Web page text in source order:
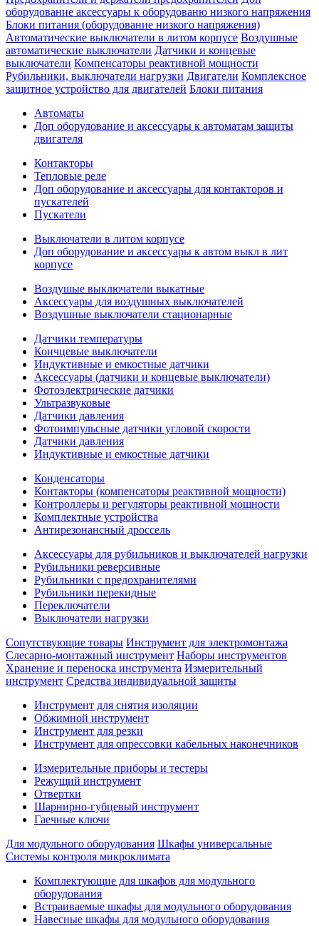
оборудование аксессуары к оборудованю низкого напряжения
Блоки питания (оборудование низкого напряжения)
Автоматические выключатели в литом корпусе Воздушные
автоматические выключатели Датчики и концевые
выключатели Компенсаторы реактивной мощности
Рубильники, выключатели нагрузки Двигатели Комплексное
защитное устройство для двигателей Блоки питания
Автоматы
Доп оборудование и аксессуары к автоматам защиты
двигателя
Контакторы
Тепловые реле
Доп оборудование и аксессуары для контакторов и
пускателей
Пускатели
Выключатели в литом корпусе
Доп оборудование и аксессуары к автом выкл в лит
корпусе
Воздушые выключатели выкатные
Аксессуары для воздушных выключателей
Воздушные выключатели стационарные
Датчики температуры
Кончцевые выключатели
Индуктивные и емкостные датчики
Аксессуары (датчики и концевые выключатели)
Фотоэлектрические датчики
Ультразвуковые
Датчики давления
Фотоимпульсные датчики угловой скорости
Датчики давления
Индуктивные и емкостные датчики
Конденсаторы
Контакторы (компенсаторы реактивной мощности)
Контроллеры и регуляторы реактивной мощности
Комплектные устройства
Антирезонансный дроссель
Аксессуары для рубильников и выключателей нагрузки
Рубильники реверсивные
Рубильники с предохранителями
Рубильники перекидные
Переключатели
Выключатели нагрузки
Сопутствующие товары Инструмент для электромонтажа
Слесарно-монтажный инструмент Наборы инструментов
Хранение и переноска инструмента Измерительный
инструмент Средства индивидуальной защиты
Инструмент для снятия изоляции
Обжимной инструмент
Инструмент для резки
Инструмент для опрессовки кабельных наконечников
Измерительные приборы и тестеры
Режущий инструмент
Отвертки
Шарнирно-губцевый инструмент
Гаечные ключи
Для модульного оборудования Шкафы универсальные
Системы контроля микроклимата
Комплектующие для шкафов для модульного
оборудования
Встраиваемые шкафы для модульного оборудования
Навесные шкафы для модульного оборудования